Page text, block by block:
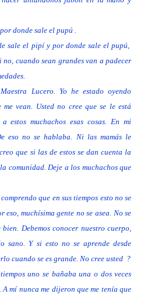
donde sale el pupú .
sale el pipí y por donde sale el pupú,
cuando sean grandes van a padecer
Lucero. Yo he estado oyendo
vean. Usted no cree que se le está
estos muchachos esas cosas. En mi
eso no se hablaba. Ni las mamás le
que si las de estos se dan cuenta la
comunidad. Deje a los muchachos que
que en sus tiempos esto no se
muchísima gente no se asea. No se
Debemos conocer nuestro cuerpo,
sano. Y si esto no se aprende desde
cuando se es grande. No cree usted ?
uno se bañaba una o dos veces
A mí nunca me dijeron que me tenía que